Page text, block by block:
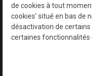
SIRET
de cookies à tout
cookies' situé en bas de
désactivation de
certaines fonctionnalités